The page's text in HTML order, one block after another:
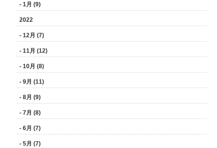
- 1月 (9)
2022
- 12月 (7)
- 11月 (12)
- 10月 (8)
- 9月 (11)
- 8月 (9)
- 7月 (8)
- 6月 (7)
- 5月 (7)